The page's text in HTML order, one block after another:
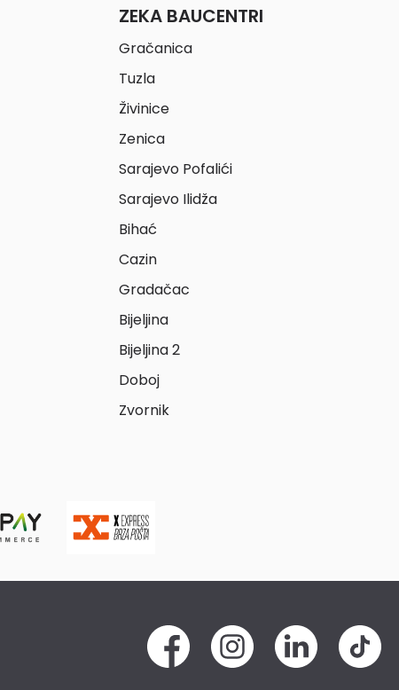
ZEKA BAUCENTRI
Gračanica
Tuzla
Živinice
Zenica
Sarajevo Pofalići
Sarajevo Ilidža
Bihać
Cazin
Gradačac
Bijeljina
Bijeljina 2
Doboj
Zvornik